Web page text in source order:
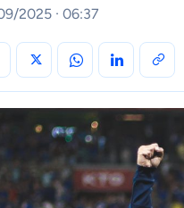
2025 · 06:37